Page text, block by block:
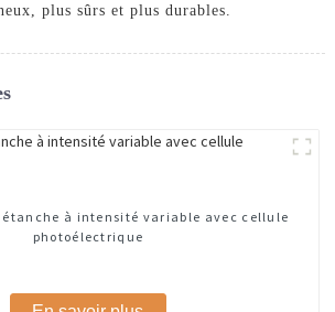
plus sûrs et plus durables.
étanche à intensité variable avec cellule
photoélectrique